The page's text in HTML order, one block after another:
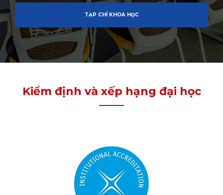
TẠP CHÍ KHOA HỌC
Kiểm định và xếp hạng đại học